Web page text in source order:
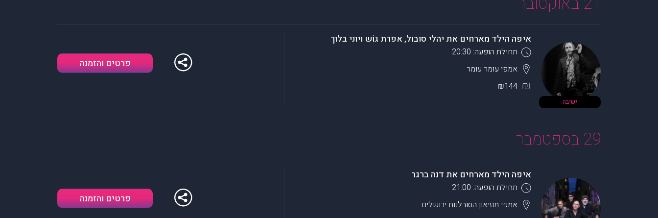
ישיבה
איפה הילד מארחים את יהלי סובול, אפרת גוֹש ויוני בלוך
תחילת הופעה: 20:30
אמפי עומר עומר
₪144
פרטים והזמנה
29 בספטמבר
איפה הילד מארחים את דנה ברגר
תחילת הופעה: 21:00
אמפי מוזיאון הסובלנות ירושלים
פרטים והזמנה